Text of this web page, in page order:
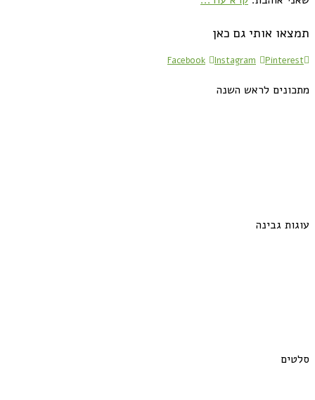
תמצאו אותי גם כאן
Facebook Instagram Pinterest
מתכונים לראש השנה
עוגות גבינה
סלטים